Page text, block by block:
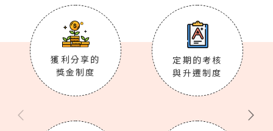
獲利分享的
獎金制度
定期的考核
與升遷制度